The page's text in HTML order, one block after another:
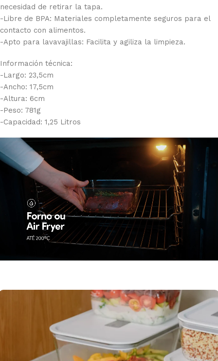
necesidad de retirar la tapa.
-Libre de BPA: Materiales completamente seguros para el
contacto con alimentos.
-Apto para lavavajillas: Facilita y agiliza la limpieza.
Información técnica:
-Largo: 23,5cm
-Ancho: 17,5cm
-Altura: 6cm
-Peso: 781g
-Capacidad: 1,25 Litros